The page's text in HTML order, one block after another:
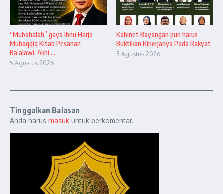
“Mubahalah” gaya Ibnu Harjo
Muhaqqiq Kitab Pesanan
Ba’alawi. Akhi ...
5 Agustus 2026
Kabinet Bayangan pun harus
Buktikan Kinerjanya Pada Rakyat
3 Agustus 2026
Tinggalkan Balasan
Anda harus masuk untuk berkomentar.